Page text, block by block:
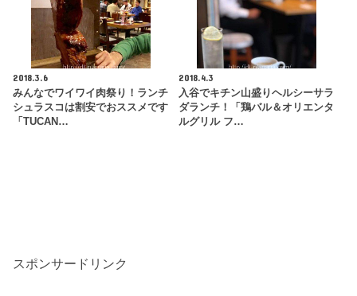
2018.3.6
みんなでワイワイ肉祭り！ランチ
シュラスコは割安でおススメです
「TUCAN…
2018.4.3
入谷でキチン山盛りヘルシーサラ
ダランチ！「鶏バル＆オリエンタ
ルグリル フ…
スポンサードリンク